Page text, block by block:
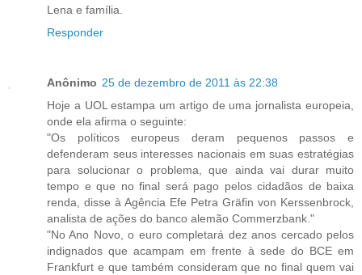
Lena e família.
Responder
Anônimo 25 de dezembro de 2011 às 22:38
Hoje a UOL estampa um artigo de uma jornalista europeia,
onde ela afirma o seguinte:
"Os políticos europeus deram pequenos passos e
defenderam seus interesses nacionais em suas estratégias
para solucionar o problema, que ainda vai durar muito
tempo e que no final será pago pelos cidadãos de baixa
renda, disse à Agência Efe Petra Gräfin von Kerssenbrock,
analista de ações do banco alemão Commerzbank."
"No Ano Novo, o euro completará dez anos cercado pelos
indignados que acampam em frente à sede do BCE em
Frankfurt e que também consideram que no final quem vai